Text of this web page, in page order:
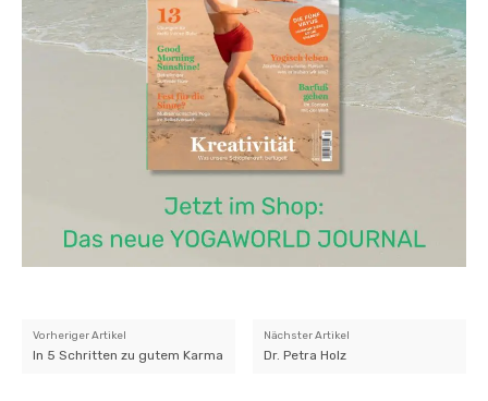
Vorheriger Artikel
In 5 Schritten zu gutem Karma
Nächster Artikel
Dr. Petra Holz